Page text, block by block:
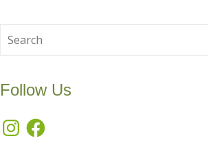
Follow Us
InstagramFacebook